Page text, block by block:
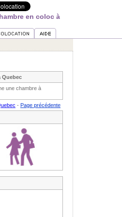
en coloc à
Quebec
une chambre à
- Page précédente